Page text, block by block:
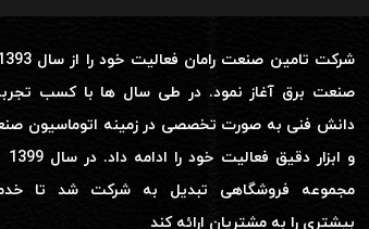
صنعت برق آغاز نمود. در طی سال ها با کسب
دانش فنی به صورت تخصصی در زمینه اتوماسیون
مجموعه فروشگاهی تبدیل به شرکت شد تا
بیشتری را به مشتریان ارائه کند